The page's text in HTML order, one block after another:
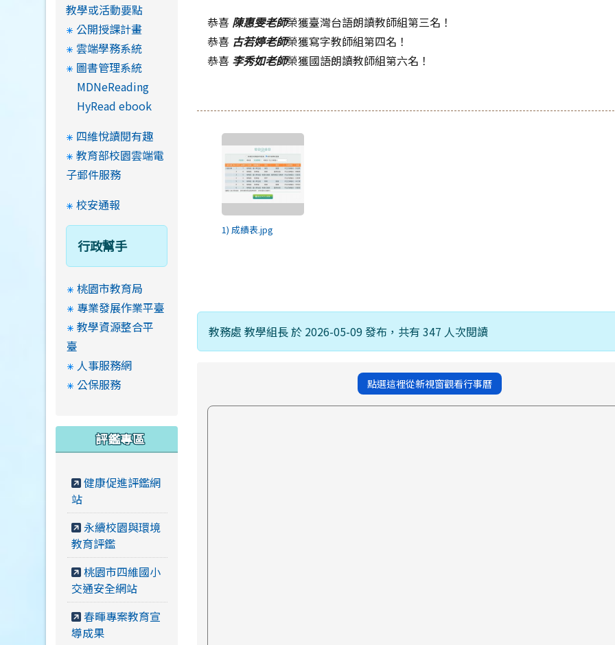
恭喜 陳惠雯老師榮獲臺灣台語朗讀教師組第三名！
恭喜 古若婷老師榮獲寫字教師組第四名！
恭喜 李秀如老師榮獲國語朗讀教師組第六名！
1) 成績表.jpg
教務處 教學組長 於 2026-05-09 發布，共有 347 人次閱讀
點選這裡從新視窗觀看行事曆
教學或活動要點
公開授課計畫
雲端學務系統
圖書管理系統
MDNeReading
HyRead ebook
四維悅讀閱有趣
教育部校園雲端電
子郵件服務
校安通報
行政幫手
桃園市教育局
專業發展作業平臺
教學資源整合平
臺
人事服務網
公保服務
評鑑專區
健康促進評鑑網
站
永續校園與環境
教育評鑑
桃園市四維國小
交通安全網站
春暉專案教育宣
導成果